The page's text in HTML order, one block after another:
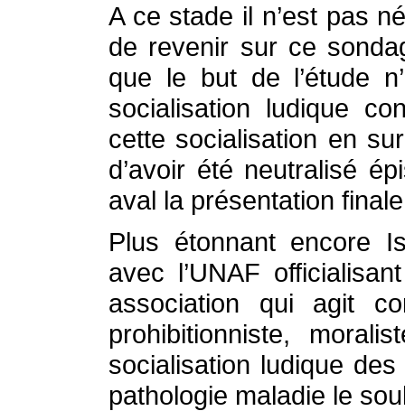
A ce stade il n’est pas
de revenir sur ce
que le but de l’étude
socialisation ludique
cette socialisation en
d’avoir été neutralisé
aval la présentation
Plus étonnant encore
avec l’UNAF
association qui agit
prohibitionniste,
socialisation ludique
pathologie maladie le